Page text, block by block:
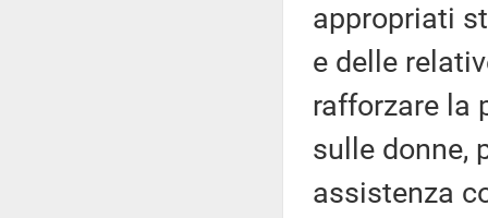
appropriati
e delle
rafforzare la
sulle donne,
assistenza